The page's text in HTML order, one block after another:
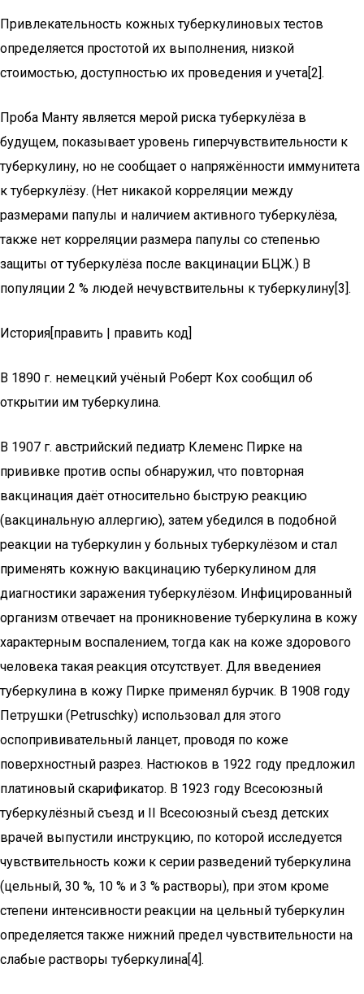
Привлекательность кожных туберкулиновых тестов
определяется простотой их выполнения, низкой
стоимостью, доступностью их проведения и учета[2].
Проба Манту является мерой риска туберкулёза в
будущем, показывает уровень гиперчувствительности к
туберкулину, но не сообщает о напряжённости иммунитета
к туберкулёзу. (Нет никакой корреляции между
размерами папулы и наличием активного туберкулёза,
также нет корреляции размера папулы со степенью
защиты от туберкулёза после вакцинации БЦЖ.) В
популяции 2 % людей нечувствительны к туберкулину[3].
История[править | править код]
В 1890 г. немецкий учёный Роберт Кох сообщил об
открытии им туберкулина.
В 1907 г. австрийский педиатр Клеменс Пирке на
прививке против оспы обнаружил, что повторная
вакцинация даёт относительно быструю реакцию
(вакцинальную аллергию), затем убедился в подобной
реакции на туберкулин у больных туберкулёзом и стал
применять кожную вакцинацию туберкулином для
диагностики заражения туберкулёзом. Инфицированный
организм отвечает на проникновение туберкулина в кожу
характерным воспалением, тогда как на коже здорового
человека такая реакция отсутствует. Для введениея
туберкулина в кожу Пирке применял бурчик. В 1908 году
Петрушки (Petruschky) использовал для этого
оспопрививательный ланцет, проводя по коже
поверхностный разрез. Настюков в 1922 году предложил
платиновый скарификатор. В 1923 году Всесоюзный
туберкулёзный съезд и II Всесоюзный съезд детских
врачей выпустили инструкцию, по которой исследуется
чувствительность кожи к серии разведений туберкулина
(цельный, 30 %, 10 % и 3 % растворы), при этом кроме
степени интенсивности реакции на цельный туберкулин
определяется также нижний предел чувствительности на
слабые растворы туберкулина[4].